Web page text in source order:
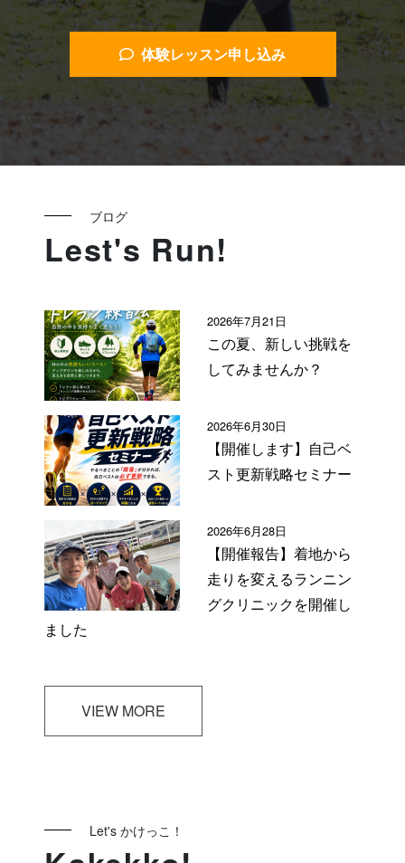
体験レッスン申し込み
ブログ
Lest's Run!
2026年7月21日
この夏、新しい挑戦を
してみませんか？
2026年6月30日
【開催します】自己ベ
スト更新戦略セミナー
2026年6月28日
【開催報告】着地から
走りを変えるランニン
グクリニックを開催し
ました
VIEW MORE
Let's かけっこ！